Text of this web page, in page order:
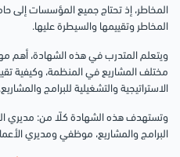
المخاطر، إذ تحتاج جميع المؤسسات إلى
المخاطر وتقييمها والسيطرة عليها.
ويتعلم المتدرب في هذه الشهادة، أهم
مختلف المشاريع في المنظمة، وكيفية
الاستراتيجية والتشغيلية للبرامج والمشاريع.
وتستهدف هذه الشهادة كلًا من: مديري
البرامج والمشاريع، موظفي ومديري